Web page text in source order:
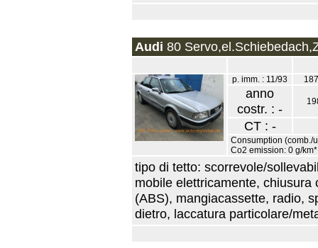
Audi 80
p. imm. : 11/93
anno
costr. : -
CT : -
Consumption (comb./
Co2 emission: 0 g/km*
tipo di tetto: scorrevole/
mobile elettricamente,
(ABS), mangiacassette, radio,
dietro, laccatura particolare/